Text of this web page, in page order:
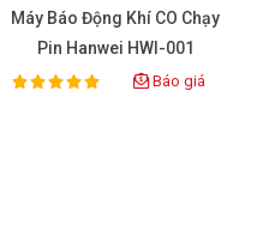
Máy Báo Động Khí CO Chạy
Pin Hanwei HWI-001
Rating:
100% Báo giá